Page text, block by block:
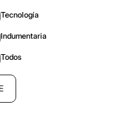
Tecnología
Indumentaria
Todos